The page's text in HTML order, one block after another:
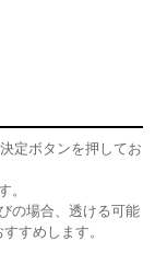
定ボタンを押してお
。
の場合、透ける可能
すすめします。